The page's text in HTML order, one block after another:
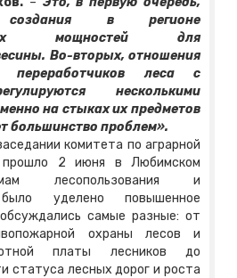
создания в регионе
мощностей для
Во-вторых, отношения
переработчиков леса с
несколькими
на стыках их предметов
большинство проблем».
комитета по аграрной
прошло 2 июня в Любимском
лесопользования и
было уделено повышенное
самые разные: от
охраны лесов и
платы лесников до
статуса лесных дорог и роста